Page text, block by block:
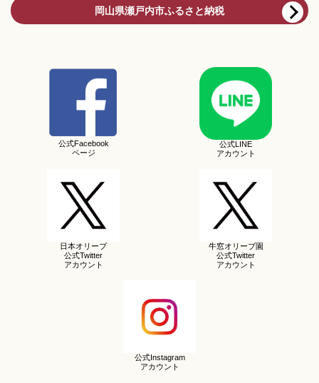
岡山県瀬戸内市ふるさと納税
公式Facebook
ページ
公式LINE
アカウント
日本オリーブ
公式Twitter
アカウント
牛窓オリーブ園
公式Twitter
アカウント
公式Instagram
アカウント